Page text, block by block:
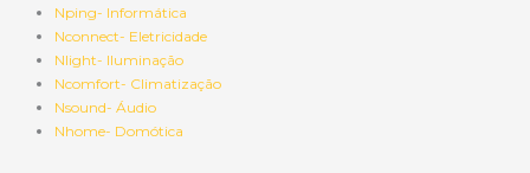
Nping- Informática
Nconnect- Eletricidade
Nlight- Iluminação
Ncomfort- Climatização
Nsound- Áudio
Nhome- Domótica